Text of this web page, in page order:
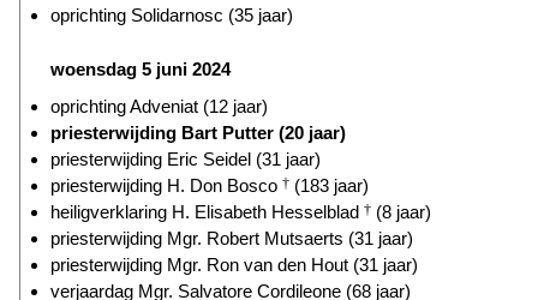
oprichting Solidarnosc (35 jaar)
woensdag 5 juni 2024
oprichting Adveniat (12 jaar)
priesterwijding Bart Putter (20 jaar)
priesterwijding Eric Seidel (31 jaar)
priesterwijding H. Don Bosco † (183 jaar)
heiligverklaring H. Elisabeth Hesselblad † (8 jaar)
priesterwijding Mgr. Robert Mutsaerts (31 jaar)
priesterwijding Mgr. Ron van den Hout (31 jaar)
verjaardag Mgr. Salvatore Cordileone (68 jaar)